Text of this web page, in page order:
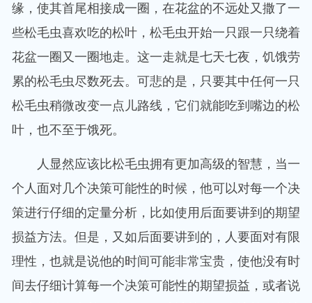
缘，使其首尾相接成一圈，在花盆的不远处又撒了一
些松毛虫喜欢吃的松叶，松毛虫开始一只跟一只绕着
花盆一圈又一圈地走。这一走就是七天七夜，饥饿劳
累的松毛虫尽数死去。可悲的是，只要其中任何一只
松毛虫稍微改变一点儿路线，它们就能吃到嘴边的松
叶，也不至于饿死。
人显然应该比松毛虫拥有更加高级的智慧，当一
个人面对几个决策可能性的时候，他可以对每一个决
策进行仔细的定量分析，比如使用后面要讲到的期望
损益方法。但是，又如后面要讲到的，人要面对有限
理性，也就是说他的时间可能非常宝贵，使他没有时
间去仔细计算每一个决策可能性的期望损益，或者说